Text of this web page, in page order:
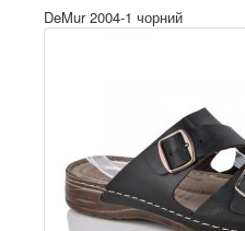
DeMur 2004-1 чорний